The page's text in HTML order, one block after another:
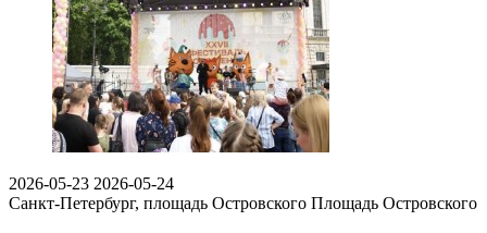
2026-05-23 2026-05-24
Санкт-Петербург, площадь Островского Площадь Островского